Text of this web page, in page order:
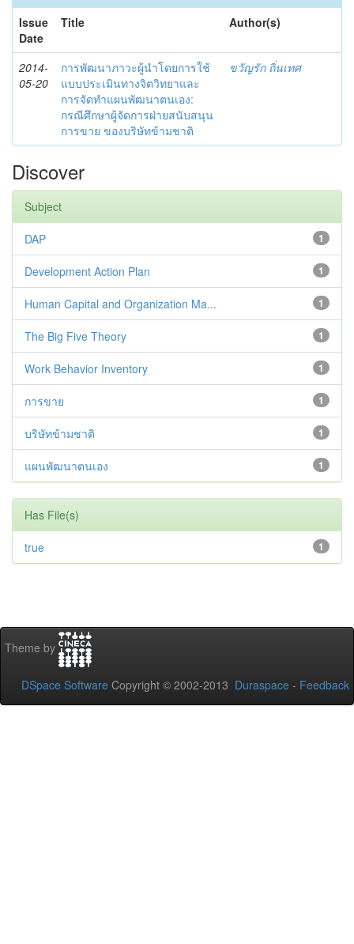
Issue
Date
Title Author(s)
2014-
05-20
การพัฒนาภาวะผู้นำโดยการใช้
แบบประเมินทางจิตวิทยาและ
การจัดทำแผนพัฒนาตนเอง:
กรณีศึกษาผู้จัดการฝ่ายสนับสนุน
การขาย ของบริษัทข้ามชาติ
ขวัญรัก ถิ่นเทศ
Discover
Subject
1
DAP
1
Development Action Plan
1
Human Capital and Organization Ma...
1
The Big Five Theory
1
Work Behavior Inventory
1
การขาย
1
บริษัทข้ามชาติ
1
แผนพัฒนาตนเอง
Has File(s)
1
true
Theme by
DSpace Software Copyright © 2002-2013 Duraspace - Feedback